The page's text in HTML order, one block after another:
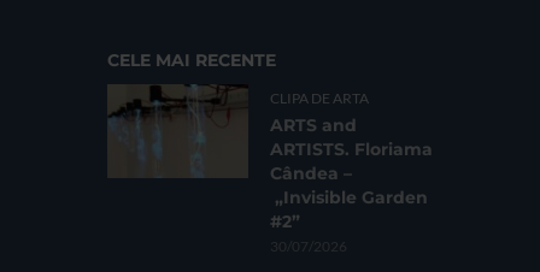
CELE MAI RECENTE
CLIPA DE ARTA
ARTS and
ARTISTS. Floriama
Cândea –
„Invisible Garden
#2”
30/07/2026